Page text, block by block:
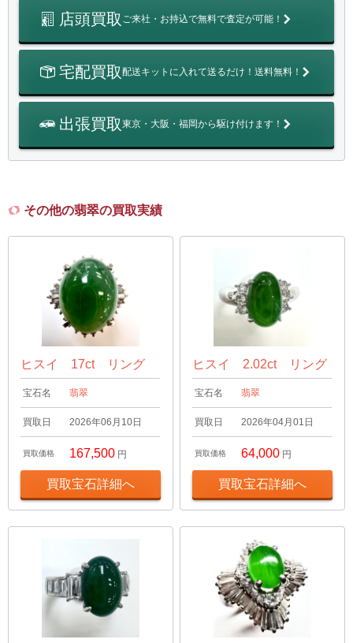
店頭買取 ご来社・お持込で無料で査定が可能！
宅配買取配送キットに入れて送るだけ！送料無料！
出張買取東京・大阪・福岡から駆け付けます！
その他の翡翠の買取実績
ヒスイ 17ct リング
宝石名 翡翠
買取日 2026年06月10日
買取価格 167,500 円
買取宝石詳細へ
ヒスイ 2.02ct リング
宝石名 翡翠
買取日 2026年04月01日
買取価格 64,000 円
買取宝石詳細へ